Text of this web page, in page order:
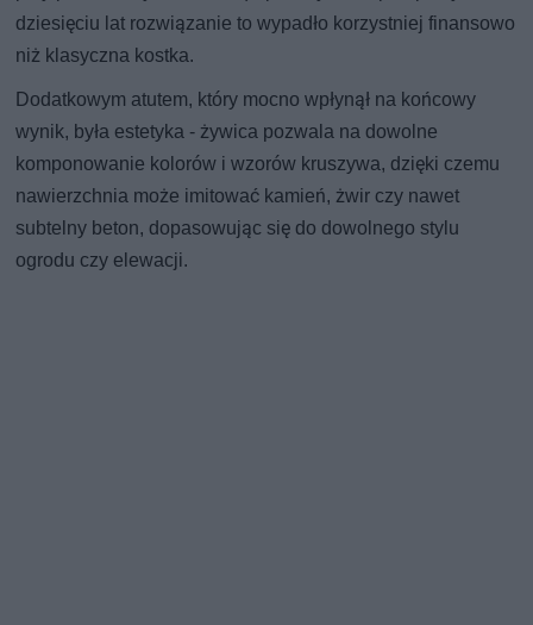
dziesięciu lat rozwiązanie to wypadło korzystniej finansowo
niż klasyczna kostka.
Dodatkowym atutem, który mocno wpłynął na końcowy
wynik, była estetyka - żywica pozwala na dowolne
komponowanie kolorów i wzorów kruszywa, dzięki czemu
nawierzchnia może imitować kamień, żwir czy nawet
subtelny beton, dopasowując się do dowolnego stylu
ogrodu czy elewacji.